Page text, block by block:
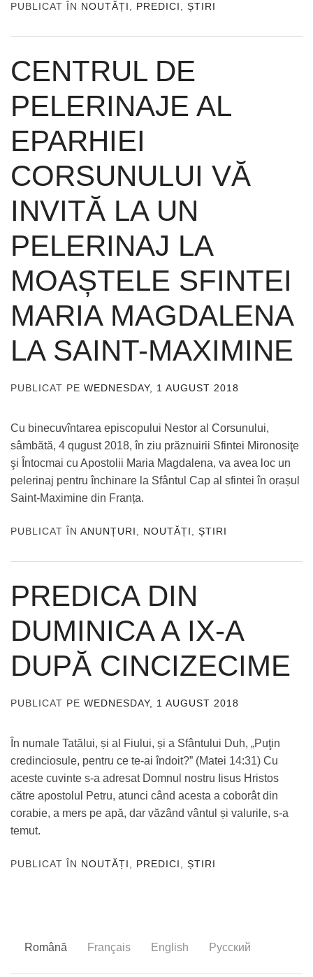
PUBLICAT ÎN NOUTĂȚI PREDICI ȘTIRI
CENTRUL DE
PELERINAJE AL
EPARHIEI
CORSUNULUI VĂ
INVITĂ LA UN
PELERINAJ LA
MOAȘTELE SFINTEI
MARIA MAGDALENA
LA SAINT-MAXIMINE
PUBLICAT PE WEDNESDAY, 1 AUGUST 2018
Cu binecuvîntarea episcopului Nestor al Corsunului,
sâmbătă, 4 qugust 2018, în ziu prăznuirii Sfintei Mironosiţe
şi Întocmai cu Apostolii Maria Magdalena, va avea loc un
pelerinaj pentru închinare la Sfântul Cap al sfintei în orașul
Saint-Maximine din Franța.
PUBLICAT ÎN ANUNȚURI NOUTĂȚI ȘTIRI
PREDICA DIN
DUMINICA A IX-A
DUPĂ CINCIZECIME
PUBLICAT PE WEDNESDAY, 1 AUGUST 2018
În numale Tatălui, și al Fiului, și a Sfântului Duh, „Puţin
credinciosule, pentru ce te-ai îndoit?” (Matei 14:31) Cu
aceste cuvinte s-a adresat Domnul nostru Iisus Hristos
către apostolul Petru, atunci când acesta a coborât din
corabie, a mers pe apă, dar văzând vântul și valurile, s-a
temut.
PUBLICAT ÎN NOUTĂȚI PREDICI ȘTIRI
Română Français English Русский